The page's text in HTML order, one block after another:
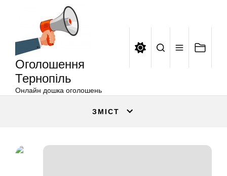
Оголошення
Тернопіль
Онлайн дошка оголошень
ЗМІСТ